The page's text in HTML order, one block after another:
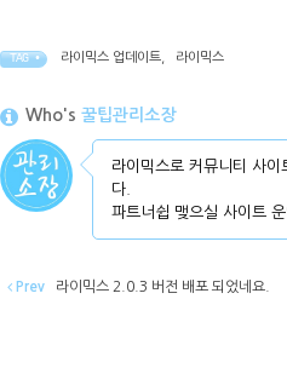
TAG • 라이믹스 업데이트 라이믹스
Who's 꿀팁관리소장
라이믹스로 커뮤니티 사이
다.
파트너쉽 맺으실 사이트
Prev 라이믹스 2.0.3 버전 배포 되었네요.